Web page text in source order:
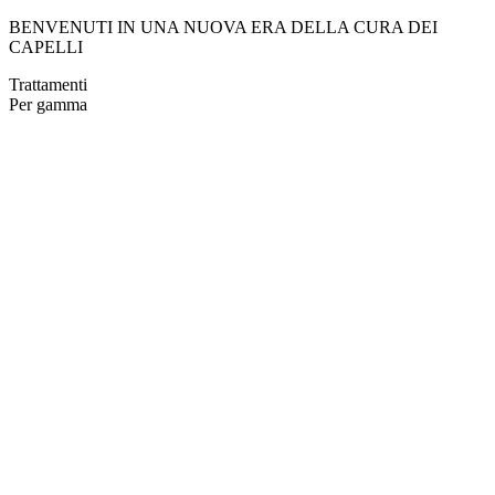
BENVENUTI IN UNA NUOVA ERA DELLA CURA DEI
CAPELLI
Trattamenti
Per gamma